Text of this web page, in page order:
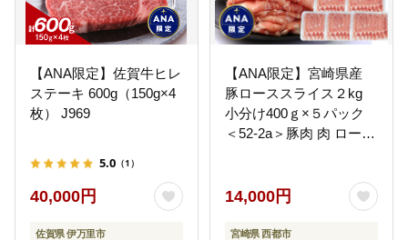
【ANA限定】佐賀牛ヒレ
ステーキ 600g（150g×4
枚） J969
5.0 （1）
40,000円
佐賀県 伊万里市
【ANA限定】宮崎県産
豚ローススライス２kg
小分け400ｇ×５パック
＜52-2a＞豚肉 肉 ロース
すき焼き
14,000円
宮崎県 西都市